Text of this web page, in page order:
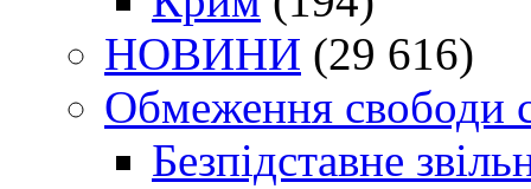
НОВИНИ (29 616)
Обмеження свободи
Безпідставне